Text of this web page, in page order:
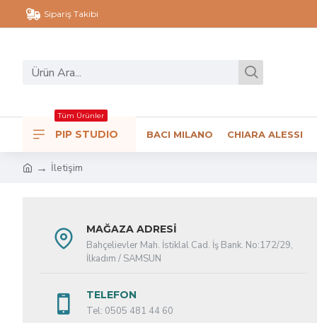
Sipariş Takibi
PIP STUDIO
Tüm Ürünler
BACI MILANO CHIARA ALESSI
İletişim
MAĞAZA ADRESI
Bahçelievler Mah. İstiklal Cad. İş Bank. No:172/29,
İlkadım / SAMSUN
TELEFON
Tel: 0505 481 44 60